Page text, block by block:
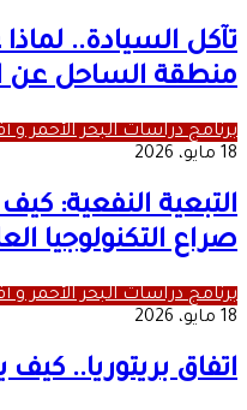
تآكل السيادة..
منطقة الساحل عن
برنامج دراسات البحر الأحمر و
18 مايو، 2026
التبعية النفعية:
صراع التكنولوجيا
برنامج دراسات البحر الأحمر و
18 مايو، 2026
اتفاق بريتوريا.. كيف